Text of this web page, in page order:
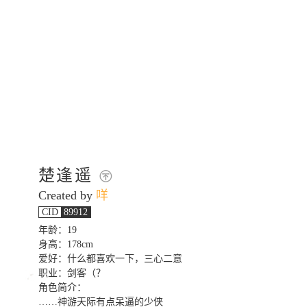
楚逢遥
Created by 咩
CID 89912
年龄：19
身高：178cm
爱好：什么都喜欢一下，三心二意
职业：剑客（？
角色简介：
……神游天际有点呆逼的少侠